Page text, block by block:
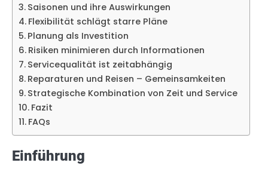
Saisonen und ihre Auswirkungen
Flexibilität schlägt starre Pläne
Planung als Investition
Risiken minimieren durch Informationen
Servicequalität ist zeitabhängig
Reparaturen und Reisen – Gemeinsamkeiten
Strategische Kombination von Zeit und Service
Fazit
FAQs
Einführung